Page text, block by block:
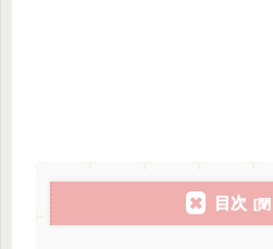
目次